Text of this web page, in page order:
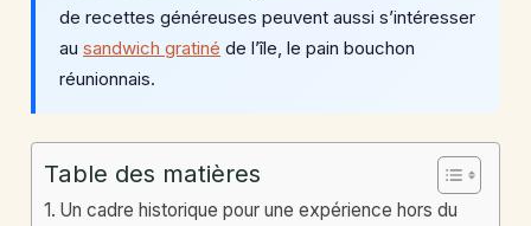
de recettes généreuses peuvent aussi s’intéresser
au sandwich gratiné de l’île, le pain bouchon
réunionnais.
Table des matières
Un cadre historique pour une expérience hors du